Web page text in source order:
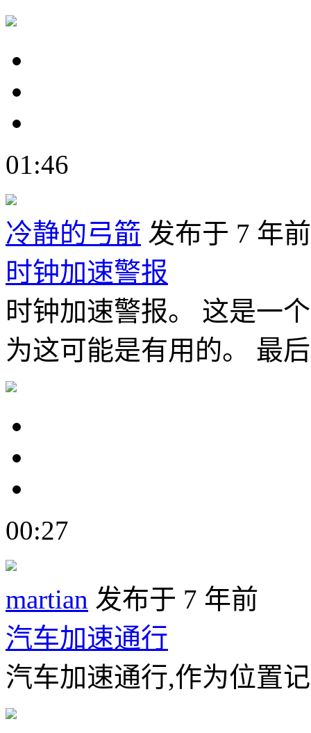
01:46
冷静的弓箭 发布于 7 年前
时钟加速警报
时钟加速警报。 这是一
为这可能是有用的。 最
00:27
martian 发布于 7 年前
汽车加速通行
汽车加速通行,作为位置